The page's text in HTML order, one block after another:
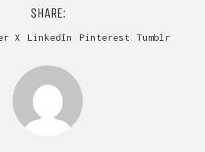
SHARE:
X LinkedIn Pinterest Tumblr